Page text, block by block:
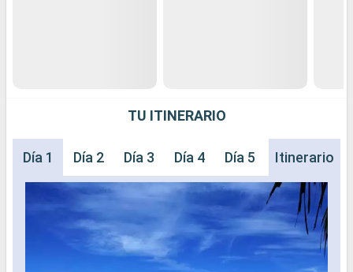
TU ITINERARIO
Día 1 Día 2 Día 3 Día 4 Día 5 Día 6 Día
Itinerario